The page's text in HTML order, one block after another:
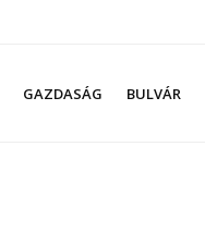
GAZDASÁG BULVÁR